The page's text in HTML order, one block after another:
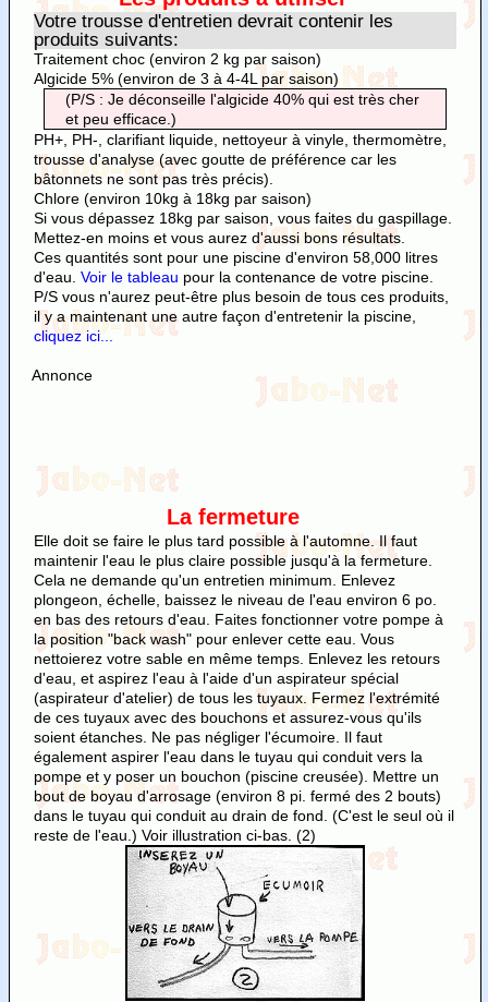
Votre trousse d'entretien devrait contenir les
produits suivants:
Traitement choc (environ 2 kg par saison)
Algicide 5% (environ de 3 à 4-4L par saison)
(P/S : Je déconseille l'algicide 40% qui est très cher
et peu efficace.)
PH+, PH-, clarifiant liquide, nettoyeur à vinyle, thermomètre,
trousse d'analyse (avec goutte de préférence car les
bâtonnets ne sont pas très précis).
Chlore (environ 10kg à 18kg par saison)
Si vous dépassez 18kg par saison, vous faites du gaspillage.
Mettez-en moins et vous aurez d'aussi bons résultats.
Ces quantités sont pour une piscine d'environ 58,000 litres
d'eau. Voir le tableau pour la contenance de votre piscine.
P/S vous n'aurez peut-être plus besoin de tous ces produits,
il y a maintenant une autre façon d'entretenir la piscine,
cliquez ici...
Annonce
La fermeture
Elle doit se faire le plus tard possible à l'automne. Il faut
maintenir l'eau le plus claire possible jusqu'à la fermeture.
Cela ne demande qu'un entretien minimum. Enlevez
plongeon, échelle, baissez le niveau de l'eau environ 6 po.
en bas des retours d'eau. Faites fonctionner votre pompe à
la position "back wash" pour enlever cette eau. Vous
nettoierez votre sable en même temps. Enlevez les retours
d'eau, et aspirez l'eau à l'aide d'un aspirateur spécial
(aspirateur d'atelier) de tous les tuyaux. Fermez l'extrémité
de ces tuyaux avec des bouchons et assurez-vous qu'ils
soient étanches. Ne pas négliger l'écumoire. Il faut
également aspirer l'eau dans le tuyau qui conduit vers la
pompe et y poser un bouchon (piscine creusée). Mettre un
bout de boyau d'arrosage (environ 8 pi. fermé des 2 bouts)
dans le tuyau qui conduit au drain de fond. (C'est le seul où il
reste de l'eau.) Voir illustration ci-bas. (2)